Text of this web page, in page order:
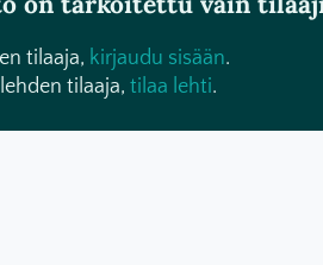
tilaaja, kirjaudu sisään.
tilaaja, tilaa lehti.